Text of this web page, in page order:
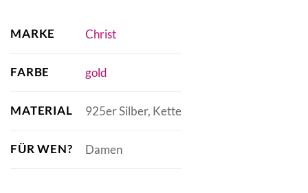
MARKE Christ
FARBE gold
MATERIAL 925er Silber, Kette
FÜR WEN? Damen